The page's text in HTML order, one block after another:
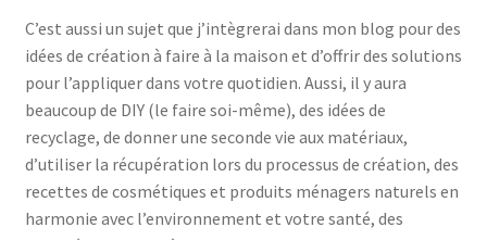
C’est aussi un sujet que j’intègrerai dans mon blog pour des
idées de création à faire à la maison et d’offrir des solutions
pour l’appliquer dans votre quotidien. Aussi, il y aura
beaucoup de DIY (le faire soi-même), des idées de
recyclage, de donner une seconde vie aux matériaux,
d’utiliser la récupération lors du processus de création, des
recettes de cosmétiques et produits ménagers naturels en
harmonie avec l’environnement et votre santé, des